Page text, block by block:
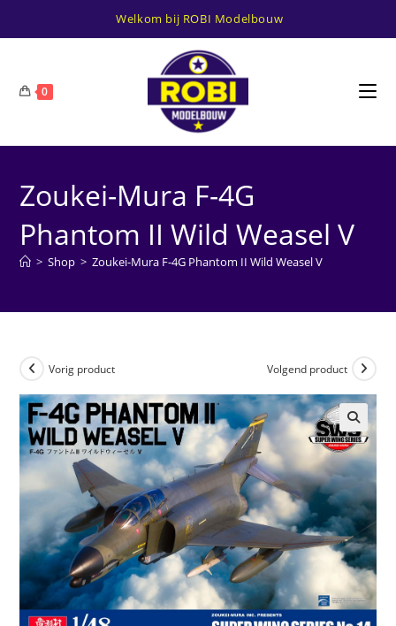
Welkom bij ROBI Modelbouw
0
Zoukei-Mura F-4G
Phantom II Wild Weasel V
> Shop > Zoukei-Mura F-4G Phantom II Wild Weasel V
Vorig product Volgend product